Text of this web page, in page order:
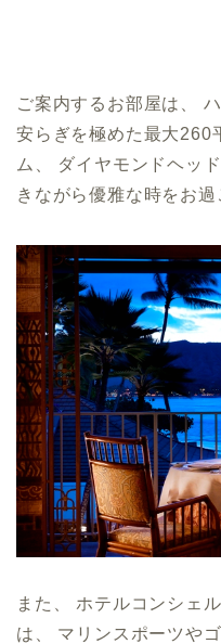
ご案内するお部屋は、
安らぎを極めた最大260
ム、 ダイヤモンドヘッ
きながら優雅な時をお過
また、 ホテルコンシェ
は、 マリンスポーツや